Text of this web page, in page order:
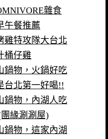
雜食
午餐推薦
雞特攻隊大台北
桶仔雞
鍋物，火鍋好吃
台北第一好喝!!
鍋物，內湖人吃
緣涮涮屋)
鍋物，這家內湖